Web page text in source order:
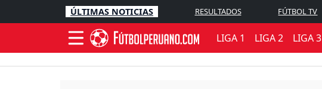
ÚLTIMAS NOTICIAS RESULTADOS FÚTBOL TV
LIGA 1 LIGA 2 LIGA 3